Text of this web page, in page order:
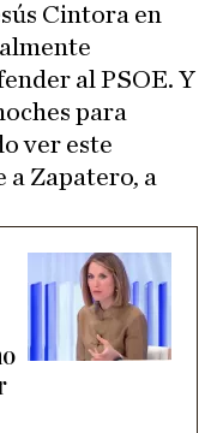
Cintora en
al PSOE. Y
para
ver este
a Zapatero, a